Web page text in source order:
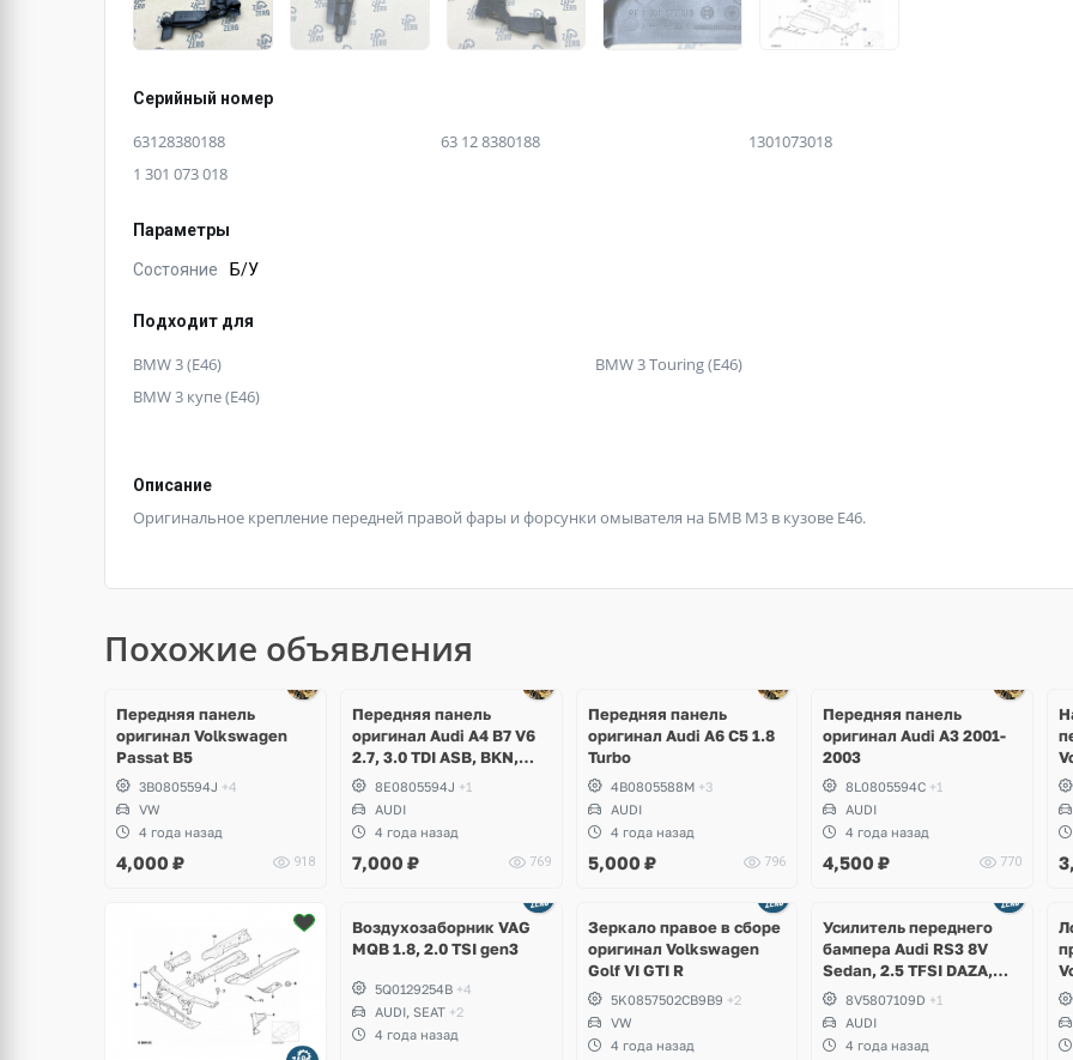
Серийный номер
63128380188 63 12 8380188
1301073018
1 301 073 018
Параметры
Состояние Б/У
Подходит для
BMW 3 (E46)
BMW 3 Touring (E46)
BMW 3 купе (E46)
Описание
Оригинальное крепление передней правой фары и форсунки омывателя на БМВ М3 в кузове Е46.
Похожие объявления
Передняя панель
оригинал Volkswagen
Passat B5
3B0805594J +4
VW
4 года назад
4,000 ₽ 918
Передняя панель
оригинал Audi A4 B7 V6
2.7, 3.0 TDI ASB, BKN,
BPP, BSG.
8E0805594J +1
AUDI
4 года назад
7,000 ₽ 769
Передняя панель
оригинал Audi A6 C5 1.8
Turbo
4B0805588M +3
AUDI
4 года назад
5,000 ₽ 796
Передняя панель
оригинал Audi A3 2001-
2003
8L0805594C +1
AUDI
4 года назад
4,500 ₽ 770
Воздухозаборник VAG
MQB 1.8, 2.0 TSI gen3
5Q0129254B +4
AUDI, SEAT +2
4 года назад
Зеркало правое в сборе
оригинал Volkswagen
Golf VI GTI R
5K0857502CB9B9 +2
VW
4 года назад
Усилитель переднего
бампера Audi RS3 8V
Sedan, 2.5 TFSI DAZA,
DNWA8V5807109D +1
AUDI
4 года назад